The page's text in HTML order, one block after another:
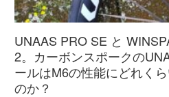
UNAAS PRO SE と
2。カーボンスポークの
ールはM6の性能にどれく
のか？